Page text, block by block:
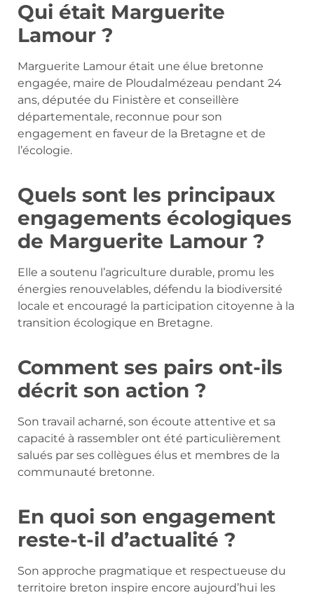
Qui était Marguerite
Lamour ?
Marguerite Lamour était une élue bretonne
engagée, maire de Ploudalmézeau pendant 24
ans, députée du Finistère et conseillère
départementale, reconnue pour son
engagement en faveur de la Bretagne et de
l’écologie.
Quels sont les principaux
engagements écologiques
de Marguerite Lamour ?
Elle a soutenu l’agriculture durable, promu les
énergies renouvelables, défendu la biodiversité
locale et encouragé la participation citoyenne à la
transition écologique en Bretagne.
Comment ses pairs ont-ils
décrit son action ?
Son travail acharné, son écoute attentive et sa
capacité à rassembler ont été particulièrement
salués par ses collègues élus et membres de la
communauté bretonne.
En quoi son engagement
reste-t-il d’actualité ?
Son approche pragmatique et respectueuse du
territoire breton inspire encore aujourd’hui les